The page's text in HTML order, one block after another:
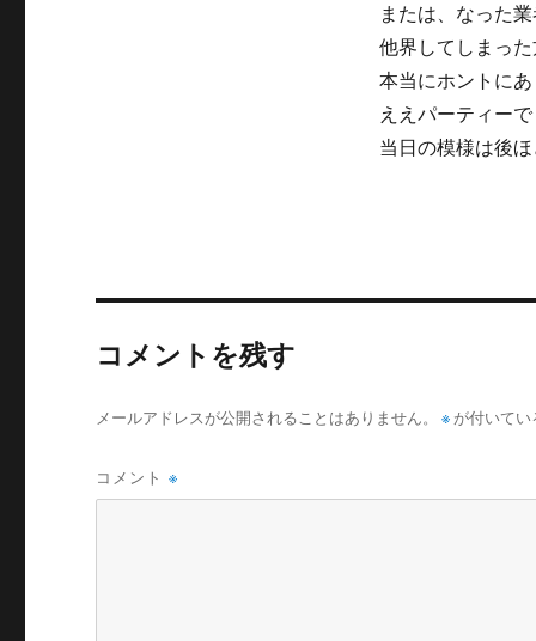
または、なった
他界してしまった
本当にホントにあ
ええパーティーで
当日の模様は後
コメントを残す
メールアドレスが公開されることはありません。 ※ が付いて
コメント※